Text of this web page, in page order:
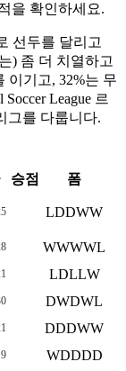
을 확인하세요.
선두를 달리고
) 좀 더 치열하고
이기고, 32%는 무
Soccer League 르
그를 다룹니다.
승점 폼
LDDWW
WWWWL
LDLLW
DWDWL
DDDWW
WDDDD